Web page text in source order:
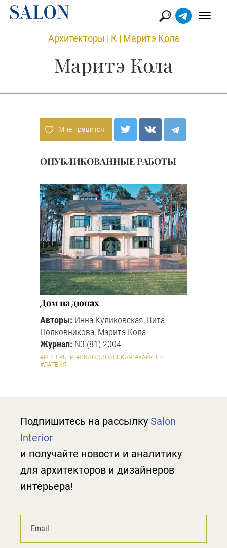
Архитекторы | К | Маритэ Кола
Маритэ Кола
Мне нравится
ОПУБЛИКОВАННЫЕ РАБОТЫ
Дом на дюнах
Авторы: Инна Куликовская, Вита
Полковникова, Маритэ Кола
Журнал: N3 (81) 2004
#ИНТЕРЬЕР #СКАНДИНАВСКАЯ #ХАЙ-ТЕК
#ЛАТВИЯ
Подпишитесь на рассылку Salon
Interior
и получайте новости и аналитику
для архитекторов и дизайнеров
интерьера!